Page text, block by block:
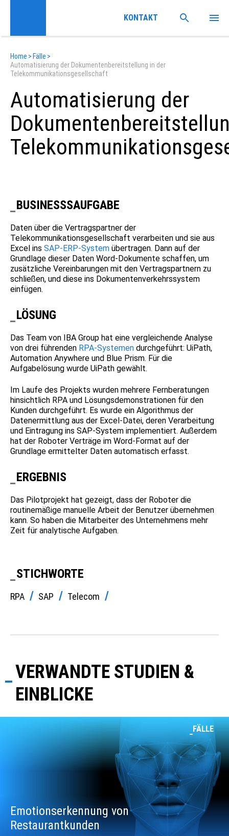
Home > Fälle >
Automatisierung der Dokumentenbereitstellung in der
Telekommunikationsgesellschaft
Automatisierung der
BUSINESSSAUFGABE
Daten über die Vertragspartner der
Telekommunikationsgesellschaft verarbeiten und sie aus
Excel ins SAP-ERP-System übertragen. Dann auf der
Grundlage dieser Daten Word-Dokumente schaffen, um
zusätzliche Vereinbarungen mit den Vertragspartnern zu
schließen, und diese ins Dokumentenverkehrssystem
einfügen.
LÖSUNG
Das Team von IBA Group hat eine vergleichende Analyse
von drei führenden RPA-Systemen durchgeführt: UiPath,
Automation Anywhere und Blue Prism. Für die
Aufgabelösung wurde UiPath gewählt.
Im Laufe des Projekts wurden mehrere Fernberatungen
hinsichtlich RPA und Lösungsdemonstrationen für den
Kunden durchgeführt. Es wurde ein Algorithmus der
Datenermittlung aus der Excel-Datei, deren Verarbeitung
und Eintragung ins SAP-System implementiert. Außerdem
hat der Roboter Verträge im Word-Format auf der
Grundlage ermittelter Daten automatisch erfasst.
ERGEBNIS
Das Pilotprojekt hat gezeigt, dass der Roboter die
routinemäßige manuelle Arbeit der Benutzer übernehmen
kann. So haben die Mitarbeiter des Unternehmens mehr
Zeit für analytische Aufgaben.
STICHWORTE
RPA SAP Telecom
VERWANDTE STUDIEN &
EINBLICKE
FÄLLE
Emotionserkennung von
Restaurantkunden
KONTAKT